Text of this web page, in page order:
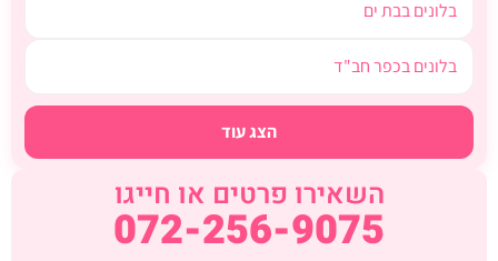
בלונים בבת ים
בלונים בכפר חב"ד
הצג עוד
השאירו פרטים או חייגו
072-256-9075